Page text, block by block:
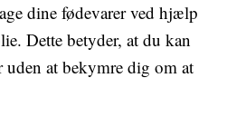
dine fødevarer ved hjælp
Dette betyder, at du kan
at bekymre dig om at